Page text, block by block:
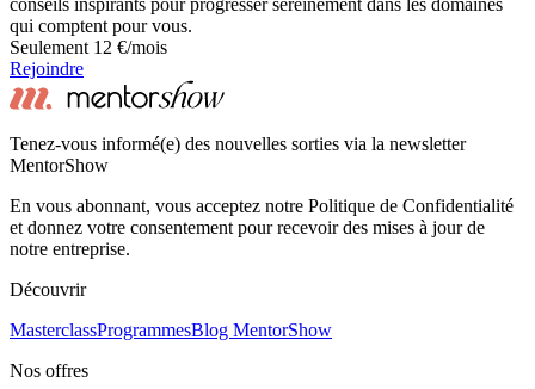
conseils inspirants pour progresser sereinement dans les domaines
qui comptent pour vous.
Seulement 12 €/mois
Rejoindre
Tenez-vous informé(e) des nouvelles sorties via la newsletter
MentorShow
En vous abonnant, vous acceptez notre Politique de Confidentialité
et donnez votre consentement pour recevoir des mises à jour de
notre entreprise.
Découvrir
MasterclassProgrammesBlog MentorShow
Nos offres